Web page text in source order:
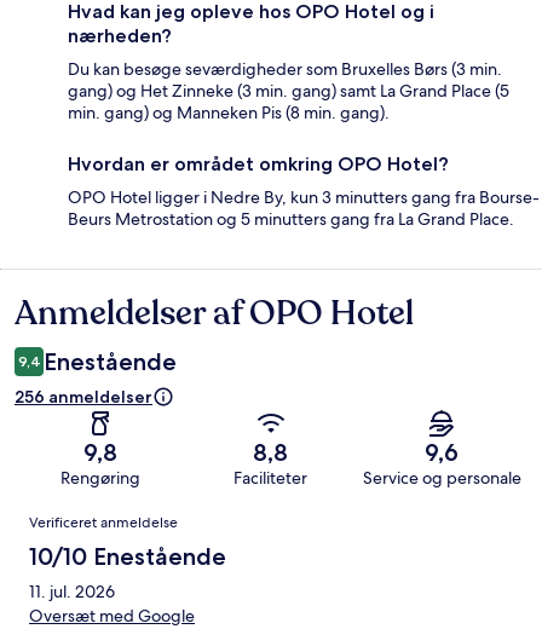
Hvad kan jeg opleve hos OPO Hotel og i
nærheden?
Du kan besøge seværdigheder som Bruxelles Børs (3 min.
gang) og Het Zinneke (3 min. gang) samt La Grand Place (5
min. gang) og Manneken Pis (8 min. gang).
Hvordan er området omkring OPO Hotel?
OPO Hotel ligger i Nedre By, kun 3 minutters gang fra Bourse-
Beurs Metrostation og 5 minutters gang fra La Grand Place.
Anmeldelser
Anmeldelser af OPO Hotel
9,4 Enestående
256 anmeldelser
9,8
Rengøring
8,8
Faciliteter
9,6
Service og personale
Anmeldelser
Verificeret anmeldelse
10/10 Enestående
11. jul. 2026
Oversæt med Google